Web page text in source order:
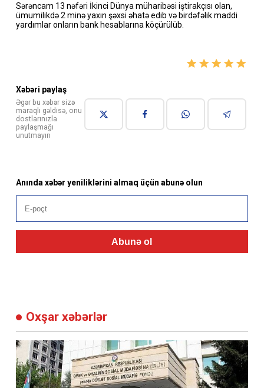
Sərəncam 13 nəfəri İkinci Dünya müharibəsi iştirakçısı olan,
ümumilikdə 2 minə yaxın şəxsi əhatə edib və birdəfəlik maddi
yardımlar onların bank hesablarına köçürülüb.
Xəbəri paylaş
Əgər bu xəbər sizə
maraqlı gəldisə, onu
dostlarınızla
paylaşmağı
unutmayın
Anında xəbər yeniliklərini almaq üçün abunə olun
Abunə ol
Oxşar xəbərlər